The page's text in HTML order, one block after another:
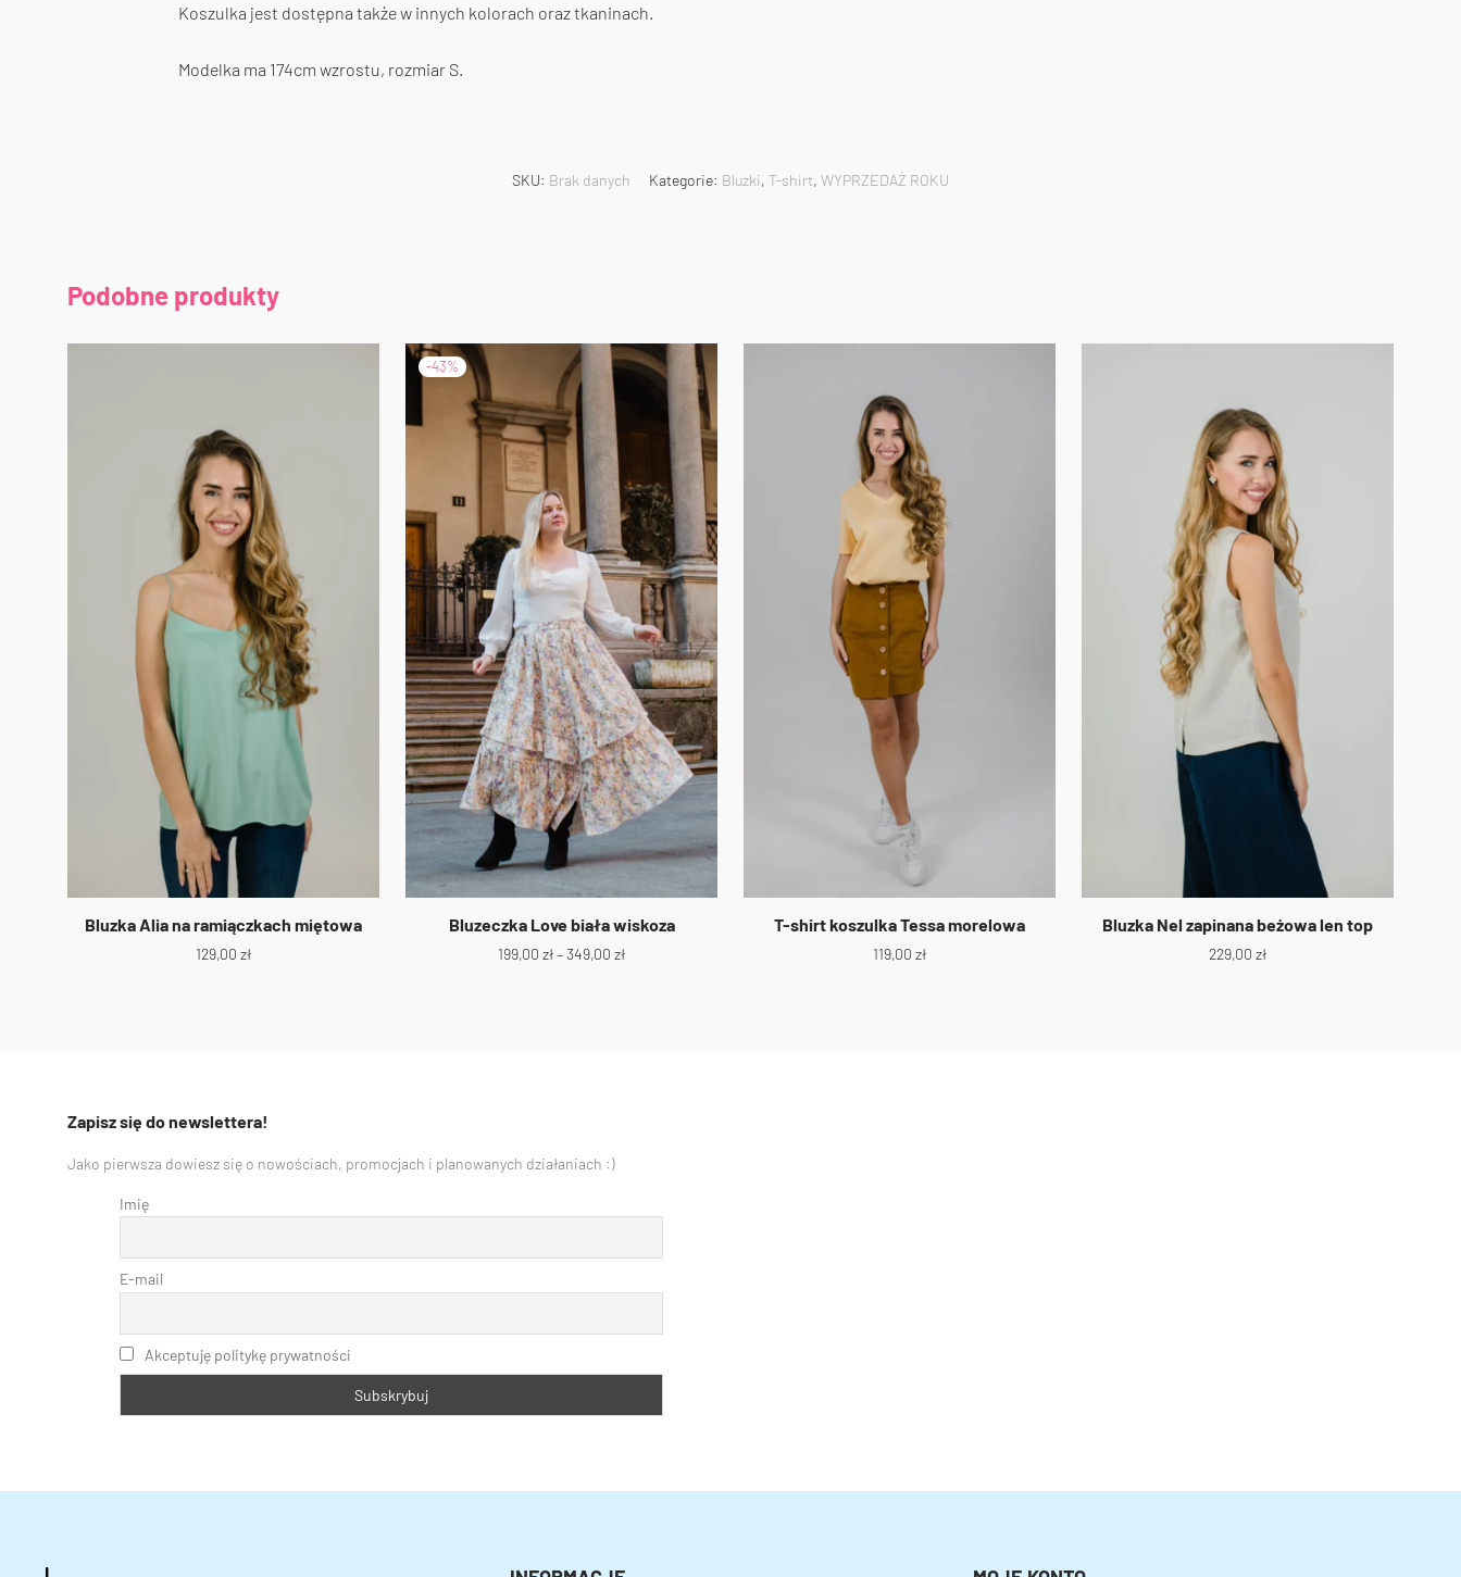
Koszulka jest dostępna także w innych kolorach oraz tkaninach.
Modelka ma 174cm wzrostu, rozmiar S.
SKU: Brak danych Kategorie: Bluzki, T-shirt, WYPRZEDAŻ ROKU
Podobne produkty
Bluzka Alia na ramiączkach miętowa
129,00 zł
-43%
Bluzeczka Love biała wiskoza
199,00 zł–349,00 zł
T-shirt koszulka Tessa morelowa
119,00 zł
Bluzka Nel zapinana beżowa len top
229,00 zł
Zapisz się do newslettera!
Jako pierwsza dowiesz się o nowościach, promocjach i planowanych działaniach :)
Imię
E-mail
Akceptuję politykę prywatności